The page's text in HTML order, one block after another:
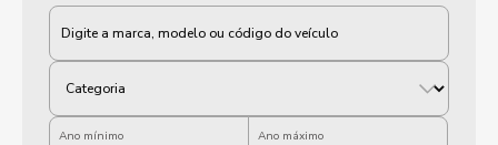
Categoria
Ano mínimo Ano máximo